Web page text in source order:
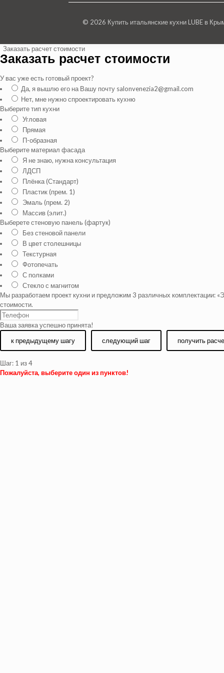
© 2026 Купить итальянские кухни LUBE в
Заказать расчет стоимости
Заказать расчет стоимости
У вас уже есть готовый проект?
Да, я вышлю его на Вашу почту salonvenezia2@gmail.com
Нет, мне нужно спроектировать кухню
Выберите тип кухни
Угловая
Прямая
П-образная
Выберите материал фасада
Я не знаю, нужна консультация
ЛДСП
Плёнка (Стандарт)
Пластик (прем. 1)
Эмаль (прем. 2)
Массив (элит.)
Выберете стеновую панель (фартук)
Без стеновой панели
В цвет столешницы
Текстурная
Фотопечать
С полками
Стекло с магнитом
Мы разработаем проект кухни и предложим 3 различных комплектации:
стоимости.
Ваша заявка успешно принята!
к предыдущему шагу
следующий шаг получить
Шаг: 1 из 4
Пожалуйста, выберите один из пунктов!